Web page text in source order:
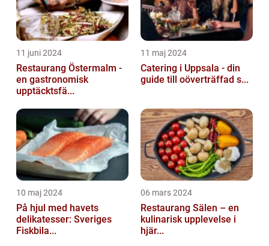
11 juni 2024
Restaurang Östermalm -
en gastronomisk
upptäcktsfä...
11 maj 2024
Catering i Uppsala - din
guide till oöverträffad s...
10 maj 2024
På hjul med havets
delikatesser: Sveriges
Fiskbila...
06 mars 2024
Restaurang Sälen – en
kulinarisk upplevelse i
hjär...